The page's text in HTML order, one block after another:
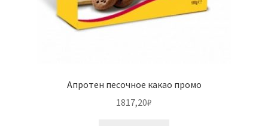
Апротен песочное какао промо
1817,20₽